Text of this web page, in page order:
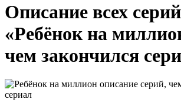
Описание всех
«Ребёнок на
чем закончился